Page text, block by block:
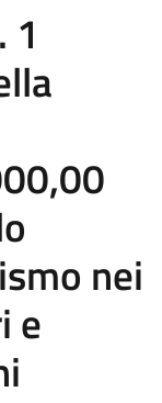
1
nei
e